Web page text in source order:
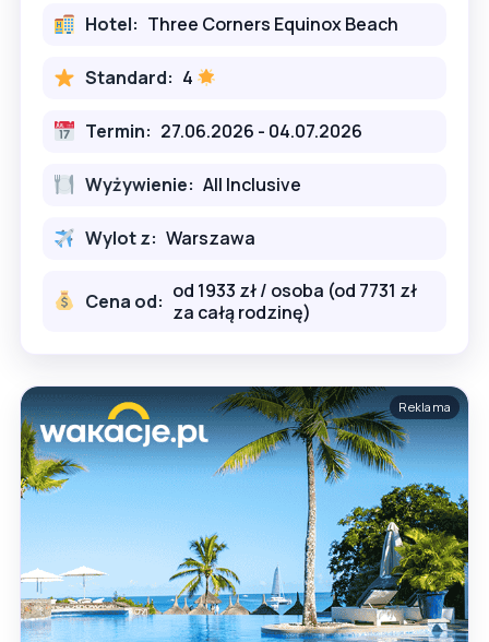
Hotel: Three Corners Equinox Beach
Standard: 4
Termin: 27.06.2026 - 04.07.2026
Wyżywienie: All Inclusive
Wylot z: Warszawa
Cena od: od 1933 zł / osoba (od 7731 zł
za całą rodzinę)
Reklama